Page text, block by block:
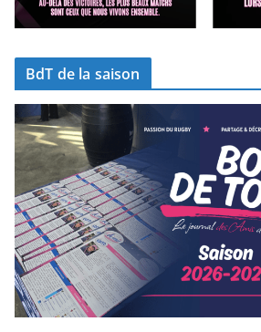
BdT de la saison